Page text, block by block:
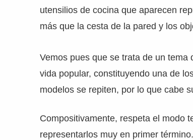
utensilios de cocina que aparecen
más que la cesta de la pared y los
Vemos pues que se trata de un
vida popular, constituyendo una de
modelos se repiten, por lo que cabe
Compositivamente, respeta el modo
representarlos muy en primer